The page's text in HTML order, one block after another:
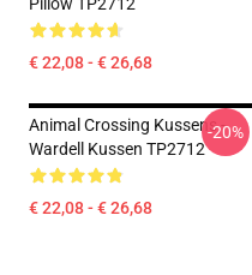
€ 22,08 - € 26,68
Animal Crossing Kussens -
Wardell Kussen TP2712
€ 22,08 - € 26,68
-20%